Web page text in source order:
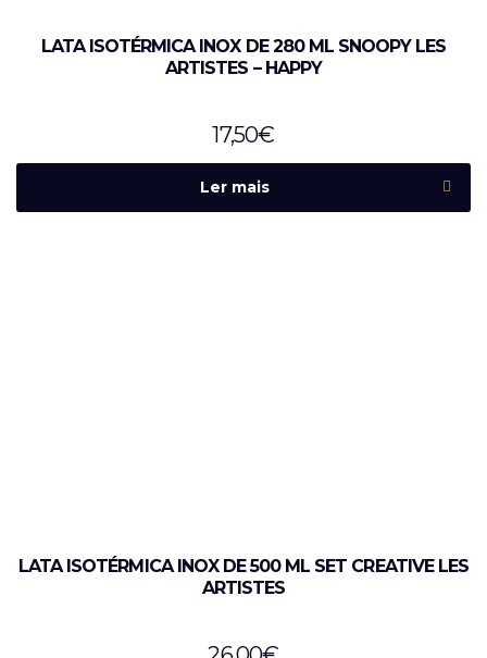
LATA ISOTÉRMICA INOX DE 280 ML SNOOPY LES
ARTISTES – HAPPY
17,50€
Ler mais
LATA ISOTÉRMICA INOX DE 500 ML SET CREATIVE LES
ARTISTES